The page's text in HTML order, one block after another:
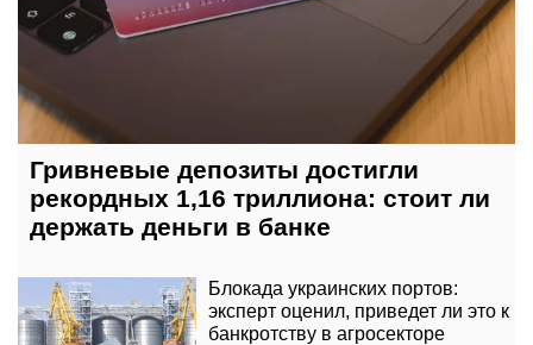
Гривневые депозиты достигли
рекордных 1,16 триллиона: стоит ли
держать деньги в банке
Блокада украинских портов:
эксперт оценил, приведет ли это к
банкротству в агросекторе